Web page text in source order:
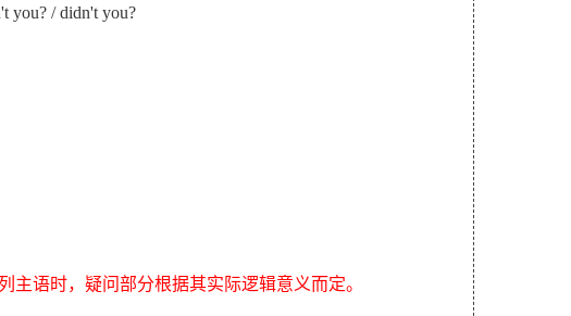
you? / didn't you?
主语时，疑问部分根据其实际逻辑意义而定。